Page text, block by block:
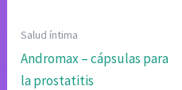
Salud íntima
Andromax – cápsulas para
la prostatitis